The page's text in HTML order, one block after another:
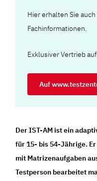
Hier erhalten Sie
Fachinformationen.
Exklusiver Vertrieb
Auf
Der IST-AM ist ein
für 15- bis 54-Jährige.
mit Matrizenaufgaben
Testperson bearbeitet